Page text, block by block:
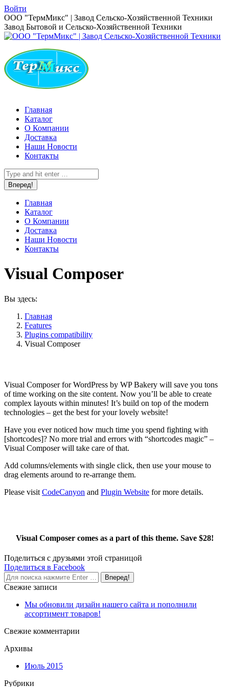
Перейти
к
содержанию
Войти
Страница
Вконтакте
открывается
новом
окне
ООО "ТермМикс" | Завод Сельско-Хозяйственной Техники
Завод Бытовой и Сельско-Хозяйственной Техники
Главная
Каталог
О Компании
Доставка
Наши Новости
Контакты
Поиск:
Главная
Каталог
О Компании
Доставка
Наши Новости
Контакты
Visual Composer
Вы здесь:
Главная
Features
Plugins compatibility
Visual Composer
Visual Composer for WordPress by WP Bakery will save you tons
of time working on the site content. Now you’ll be able to create
complex layouts within minutes! It’s build on top of the modern
technologies – get the best for your lovely website!
Have you ever noticed how much time you spend fighting with
[shortcodes]? No more trial and errors with “shortcodes magic” –
Visual Composer will take care of that.
Add columns/elements with single click, then use your mouse to
drag elements around to re-arrange them.
Please visit CodeCanyon and Plugin Website for more details.
Visual Composer comes as a part of this theme. Save $28!
Поделиться с друзьями этой страницой
Поделиться в FacebookПоделиться
в
Facebook
Поиск:
Свежие записи
Мы обновили дизайн нашего сайта и пополнили
ассортимент товаров!
Свежие комментарии
Архивы
Июль 2015
Рубрики